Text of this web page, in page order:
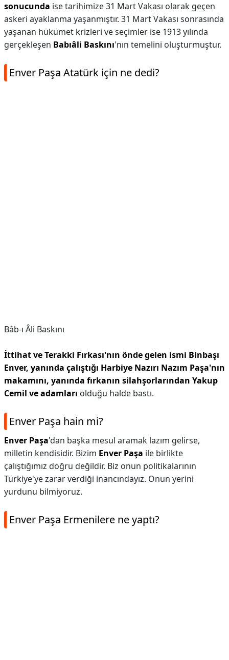
sonucunda ise tarihimize 31 Mart Vakası olarak geçen
askeri ayaklanma yaşanmıştır. 31 Mart Vakası sonrasında
yaşanan hükümet krizleri ve seçimler ise 1913 yılında
gerçekleşen Babıâli Baskını'nın temelini oluşturmuştur.
Enver Paşa Atatürk için ne dedi?
Bâb-ı Âli Baskını
İttihat ve Terakki Fırkası'nın önde gelen ismi Binbaşı
Enver, yanında çalıştığı Harbiye Nazırı Nazım Paşa'nın
makamını, yanında fırkanın silahşorlarından Yakup
Cemil ve adamları olduğu halde bastı.
Enver Paşa hain mi?
Enver Paşa'dan başka mesul aramak lazım gelirse,
milletin kendisidir. Bizim Enver Paşa ile birlikte
çalıştığımız doğru değildir. Biz onun politikalarının
Türkiye'ye zarar verdiği inancındayız. Onun yerini
yurdunu bilmiyoruz.
Enver Paşa Ermenilere ne yaptı?